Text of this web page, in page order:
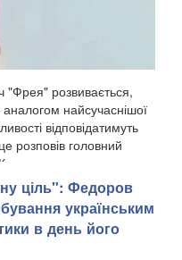
"Фрея" розвивається,
найсучаснішої
відповідатимуть
розповів головний
у...
ціль": Федоров
українським
в день його